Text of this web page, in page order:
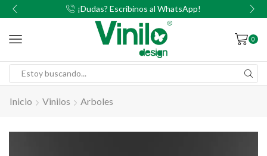
¡Dudas? Escribinos al WhatsApp!
0
Inicio Vinilos Arboles